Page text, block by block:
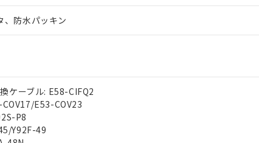
、防水パッキン
ケーブル: E58-CIFQ2
E53-COV23
P8
Y92F-49